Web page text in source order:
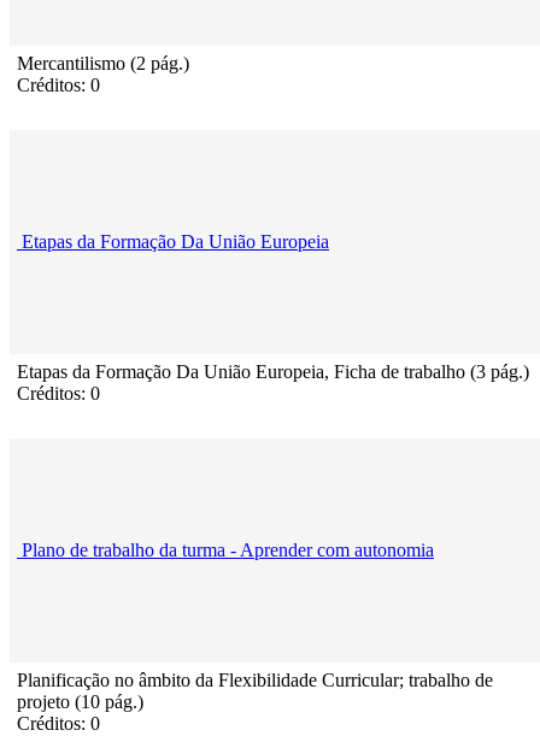
Mercantilismo (2 pág.)
Créditos: 0
Etapas da Formação Da União Europeia
Etapas da Formação Da União Europeia, Ficha de trabalho (3 pág.)
Créditos: 0
Plano de trabalho da turma - Aprender com autonomia
Planificação no âmbito da Flexibilidade Curricular; trabalho de
projeto (10 pág.)
Créditos: 0